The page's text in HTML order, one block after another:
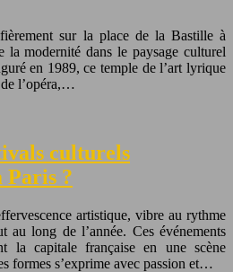
sur la place de la Bastille à
la modernité dans le paysage culturel
en 1989, ce temple de l’art lyrique
l’opéra,…
culturels
Paris ?
artistique, vibre au rythme
au long de l’année. Ces événements
la capitale française en une scène
formes s’exprime avec passion et…